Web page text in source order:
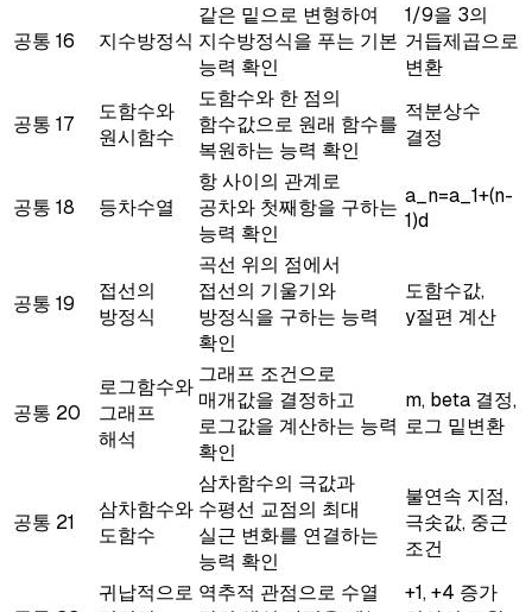
공통 16 지수방정식
같은 밑으로 변형하여
지수방정식을 푸는 기본
능력 확인
1/9을 3의
거듭제곱으로
변환
공통 17
도함수와
원시함수
도함수와 한 점의
함수값으로 원래 함수를
복원하는 능력 확인
적분상수
결정
공통 18 등차수열
항 사이의 관계로
공차와 첫째항을 구하는
능력 확인
a_n=a_1+(n-
1)d
공통 19
접선의
방정식
곡선 위의 점에서
접선의 기울기와
방정식을 구하는 능력
확인
도함수값,
y절편 계산
공통 20
로그함수와
그래프
해석
그래프 조건으로
매개값을 결정하고
로그값을 계산하는 능력
확인
m, beta 결정,
로그 밑변환
공통 21
삼차함수와
도함수
삼차함수의 극값과
수평선 교점의 최대
실근 변화를 연결하는
능력 확인
불연속 지점,
극솟값, 중근
조건
귀납적으로 역추적 관점으로 수열
+1, +4 증가